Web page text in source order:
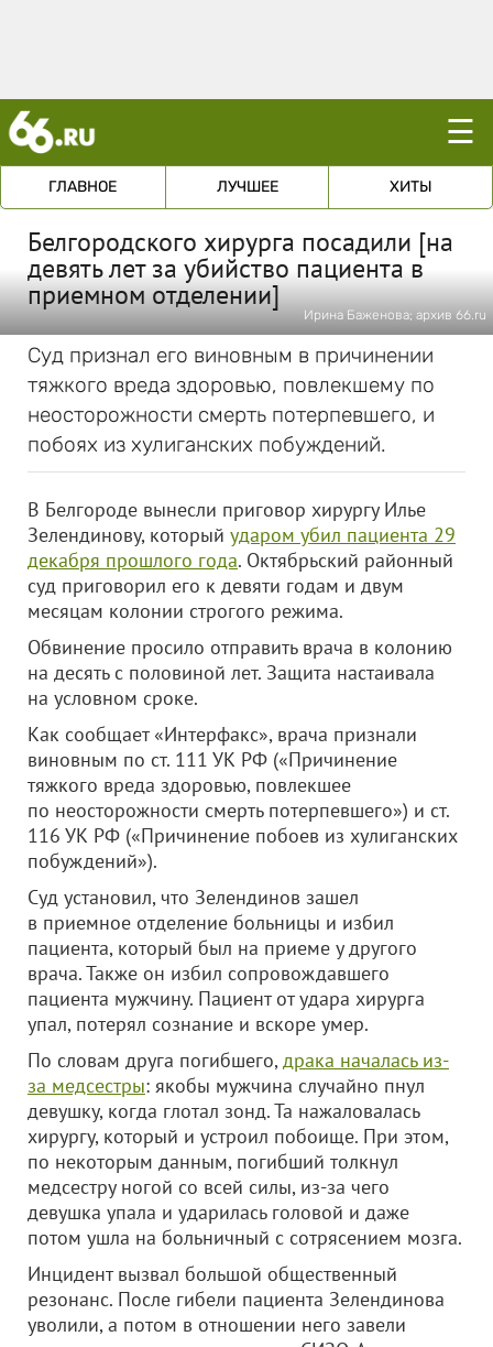
☰
ГЛАВНОЕ ЛУЧШЕЕ ХИТЫ
Белгородского хирурга посадили [на
девять лет за убийство пациента в
приемном отделении]
Ирина Баженова; архив 66.ru
Суд признал его виновным в причинении
тяжкого вреда здоровью, повлекшему по
неосторожности смерть потерпевшего, и
побоях из хулиганских побуждений.
В Белгороде вынесли приговор хирургу Илье
Зелендинову, который ударом убил пациента 29
декабря прошлого года. Октябрьский районный
суд приговорил его к девяти годам и двум​
месяцам колонии строгого режима.
Обвинение просило отправить врача в колонию
на десять с половиной лет. Защита настаивала
на условном сроке.​
Как сообщает «Интерфакс», врача признали
виновным по ст. 111 УК РФ («Причинение
тяжкого вреда здоровью, повлекшее
по неосторожности смерть потерпевшего») и ст.
116 УК РФ («Причинение побоев из хулиганских
побуждений»).
Суд установил, что Зелендинов зашел
в приемное отделение больницы и избил
пациента, который был на приеме у другого
врача. Также он избил сопровождавшего
пациента мужчину. Пациент от удара хирурга
упал, потерял сознание и вскоре умер.
По словам друга погибшего,драка началась из-
за медсестры: якобы мужчина случайно пнул
девушку, когда глотал зонд. Та нажаловалась
хирургу, который и устроил побоище. При этом,
по некоторым данным, погибший толкнул
медсестру ногой со всей силы, из-за чего
девушка упала и ударилась головой и даже
потом ушла на больничный с сотрясением мозга.
Инцидент вызвал большой общественный
резонанс. После гибели пациента Зелендинова
уволили, а потом в отношении него завели